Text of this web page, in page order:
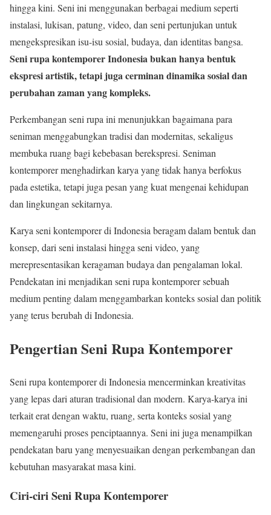
hingga kini. Seni ini menggunakan berbagai medium seperti
instalasi, lukisan, patung, video, dan seni pertunjukan untuk
mengekspresikan isu-isu sosial, budaya, dan identitas bangsa.
Seni rupa kontemporer Indonesia bukan hanya bentuk
ekspresi artistik, tetapi juga cerminan dinamika sosial dan
perubahan zaman yang kompleks.
Perkembangan seni rupa ini menunjukkan bagaimana para
seniman menggabungkan tradisi dan modernitas, sekaligus
membuka ruang bagi kebebasan berekspresi. Seniman
kontemporer menghadirkan karya yang tidak hanya berfokus
pada estetika, tetapi juga pesan yang kuat mengenai kehidupan
dan lingkungan sekitarnya.
Karya seni kontemporer di Indonesia beragam dalam bentuk dan
konsep, dari seni instalasi hingga seni video, yang
merepresentasikan keragaman budaya dan pengalaman lokal.
Pendekatan ini menjadikan seni rupa kontemporer sebuah
medium penting dalam menggambarkan konteks sosial dan politik
yang terus berubah di Indonesia.
Pengertian Seni Rupa Kontemporer
Seni rupa kontemporer di Indonesia mencerminkan kreativitas
yang lepas dari aturan tradisional dan modern. Karya-karya ini
terkait erat dengan waktu, ruang, serta konteks sosial yang
memengaruhi proses penciptaannya. Seni ini juga menampilkan
pendekatan baru yang menyesuaikan dengan perkembangan dan
kebutuhan masyarakat masa kini.
Ciri-ciri Seni Rupa Kontemporer